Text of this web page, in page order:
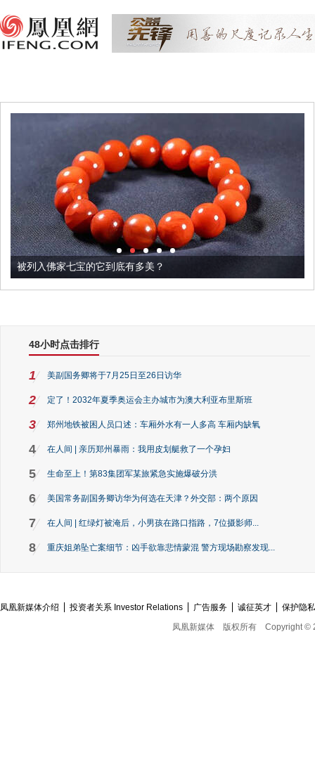
被列入佛家七宝的它到底有多美？
48小时点击排行
1 美副国务卿将于7月25日至26日访华
2 定了！2032年夏季奥运会主办城市为澳大利亚布里斯班
3 郑州地铁被困人员口述：车厢外水有一人多高 车厢内缺氧
4 在人间 | 亲历郑州暴雨：我用皮划艇救了一个孕妇
5 生命至上！第83集团军某旅紧急实施爆破分洪
6 美国常务副国务卿访华为何选在天津？外交部：两个原因
7 在人间 | 红绿灯被淹后，小男孩在路口指路，7位摄影师...
8 重庆姐弟坠亡案细节：凶手欲靠悲情蒙混 警方现场勘察发现...
凤凰新媒体介绍 投资者关系 Investor Relations 广告服务 诚征英才
保护隐
凤凰新媒体
版权所有 Copyright ©